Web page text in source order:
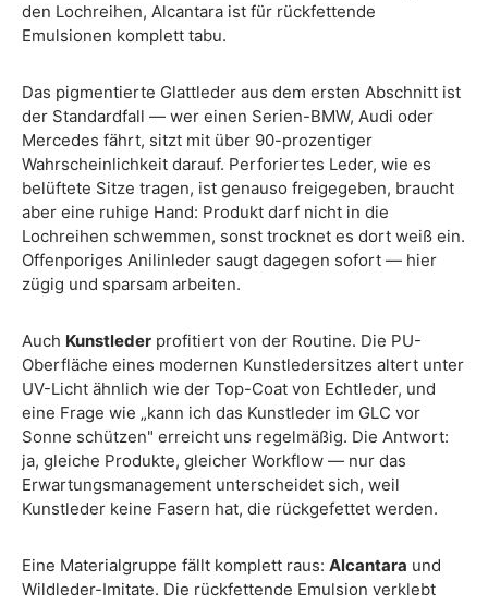
den Lochreihen, Alcantara ist für rückfettende
Emulsionen komplett tabu.
Das pigmentierte Glattleder aus dem ersten Abschnitt ist
der Standardfall — wer einen Serien-BMW, Audi oder
Mercedes fährt, sitzt mit über 90-prozentiger
Wahrscheinlichkeit darauf. Perforiertes Leder, wie es
belüftete Sitze tragen, ist genauso freigegeben, braucht
aber eine ruhige Hand: Produkt darf nicht in die
Lochreihen schwemmen, sonst trocknet es dort weiß ein.
Offenporiges Anilinleder saugt dagegen sofort — hier
zügig und sparsam arbeiten.
Auch Kunstleder profitiert von der Routine. Die PU-
Oberfläche eines modernen Kunstledersitzes altert unter
UV-Licht ähnlich wie der Top-Coat von Echtleder, und
eine Frage wie „kann ich das Kunstleder im GLC vor
Sonne schützen" erreicht uns regelmäßig. Die Antwort:
ja, gleiche Produkte, gleicher Workflow — nur das
Erwartungsmanagement unterscheidet sich, weil
Kunstleder keine Fasern hat, die rückgefettet werden.
Eine Materialgruppe fällt komplett raus: Alcantara und
Wildleder-Imitate. Die rückfettende Emulsion verklebt